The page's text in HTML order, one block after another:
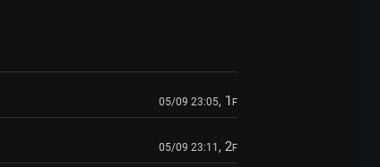
05/09 23:05, 1 F
05/09 23:11 , 2F